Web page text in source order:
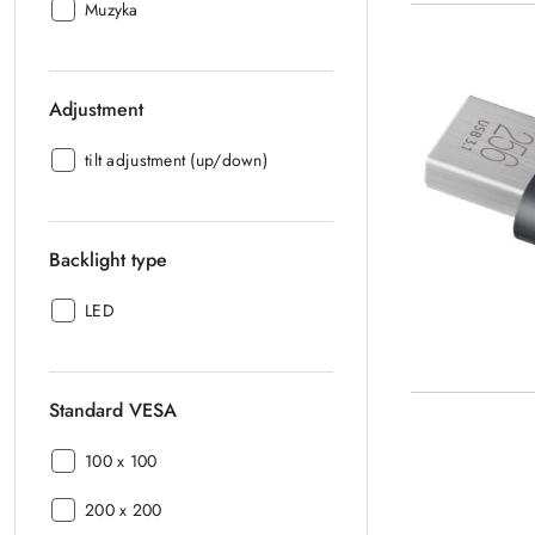
Destiny:
Muzyka
Adjustment
Adjustment:
tilt adjustment (up/down)
Backlight type
Backlight
LED
Standard VESA
Standard
100 x 100
Standard
200 x 200